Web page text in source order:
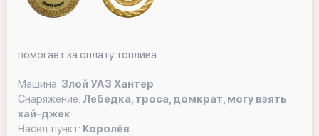
помогает за оплату топлива
Машина: Злой УАЗ Хантер
Снаряжение: Лебедка, троса, домкрат, могу взять
хай-джек
Насел. пункт: Королёв